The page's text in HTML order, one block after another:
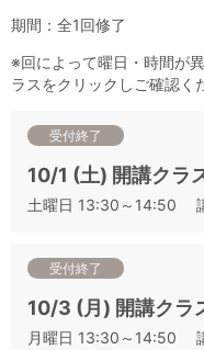
受講されることを強くお
満席になり次第お申込み
くださいませ。
スティルワイン以外のア
蒸留酒やリキュールに
びます。スティルワイン
が、回答数が少ない分、
ムのみを集めて比較しま
▼日程から講座をお探し
【開催日程順】2022 年
期間：全1回修了
※回によって曜日・時間が
ラスをクリックしご確認く
受付終了
10/1 (土) 開講クラ
土曜日 13:30～14:50
受付終了
10/3 (月) 開講クラ
月曜日 13:30～14:50